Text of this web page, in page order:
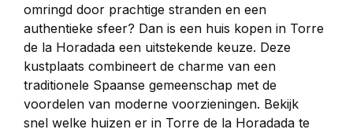
omringd door prachtige stranden en een
authentieke sfeer? Dan is een huis kopen in Torre
de la Horadada een uitstekende keuze. Deze
kustplaats combineert de charme van een
traditionele Spaanse gemeenschap met de
voordelen van moderne voorzieningen. Bekijk
snel welke huizen er in Torre de la Horadada te